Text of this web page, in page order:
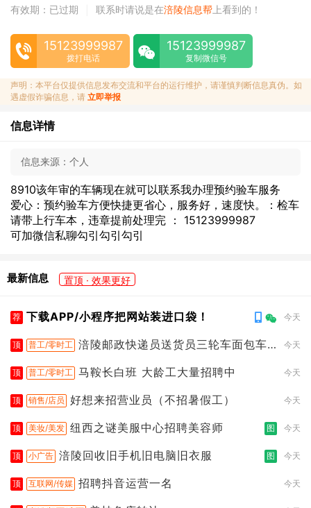
有效期：已过期
联系时请说是在涪陵信息帮 上看到的！
15123999987
拨打电话
15123999987
复制微信号
声明：本平台仅提供信息发布交流和平台的运行维护，请谨慎判断信息真伪。如
遇虚假诈骗信息，请 立即举报
信息详情
信息来源： 个人
8910该年审的车辆现在就可以联系我办理预约验车服务
爱心：预约验车方便快捷更省心，服务好，速度快。：检车
请带上行车本，违章提前处理完 ： 15123999987
可加微信私聊勾引勾引勾引
最新信息 置顶 · 效果更好
荐 下载APP/小程序把网站装进口袋！ 今天
顶 普工/零时工 涪陵邮政快递员送货员三轮车面包车
今天
顶 普工/零时工 马鞍长白班 大龄工大量招聘中 今天
顶 销售/店员 好想来招营业员（不招暑假工） 今天
顶 美妆/美发 纽西之谜美服中心招聘美容师 图 今天
顶 小广告 涪陵回收旧手机旧电脑旧衣服 图 今天
顶 互联网/传媒 招聘抖音运营一名 今天